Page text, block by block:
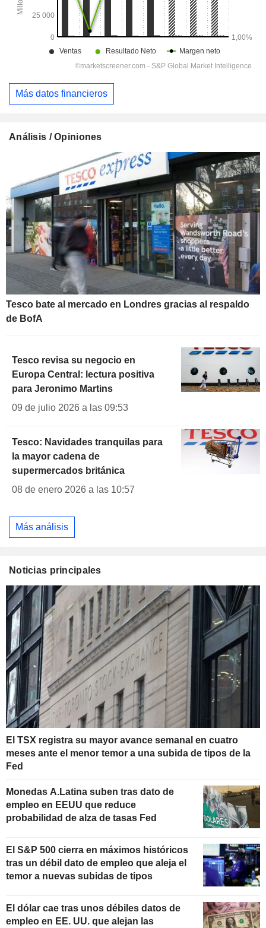
Más datos financieros
Análisis / Opiniones
Tesco bate al mercado en Londres gracias al respaldo
de BofA
Tesco revisa su negocio en
Europa Central: lectura positiva
para Jeronimo Martins
09 de julio 2026 a las 09:53
Tesco: Navidades tranquilas para
la mayor cadena de
supermercados británica
08 de enero 2026 a las 10:57
Más análisis
Noticias principales
El TSX registra su mayor avance semanal en cuatro
meses ante el menor temor a una subida de tipos de la
Fed
Monedas A.Latina suben tras dato de
empleo en EEUU que reduce
probabilidad de alza de tasas Fed
El S&P 500 cierra en máximos históricos
tras un débil dato de empleo que aleja el
temor a nuevas subidas de tipos
El dólar cae tras unos débiles datos de
empleo en EE. UU. que alejan las